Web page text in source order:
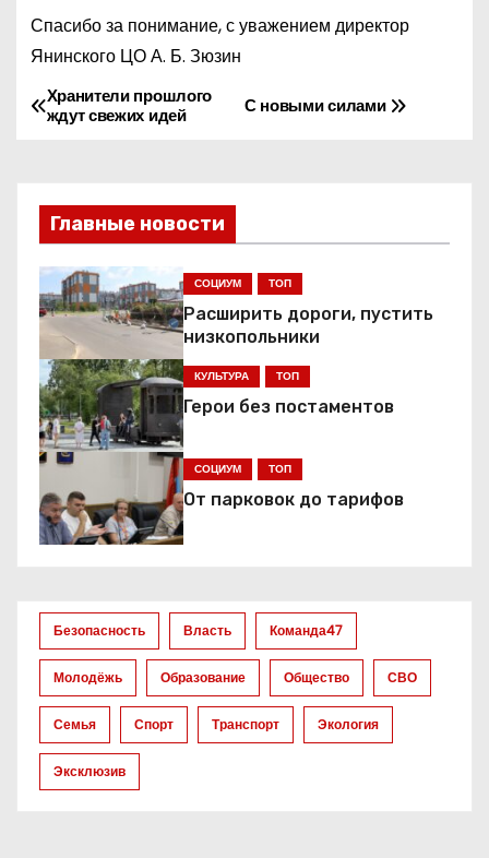
Спасибо за понимание, с уважением директор
Янинского ЦО А. Б. Зюзин
Н
в
и
г
а
ц
и
я
п
з
а
п
и
с
С новыми силами
Хранители прошлого
ждут свежих идей
Главные новости
СОЦИУМ ТОП
Расширить дороги, пустить
низкопольники
КУЛЬТУРА ТОП
Герои без постаментов
СОЦИУМ ТОП
От парковок до тарифов
Безопасность Власть Команда47
Молодёжь Образование Общество СВО
Семья Спорт Транспорт Экология
Эксклюзив